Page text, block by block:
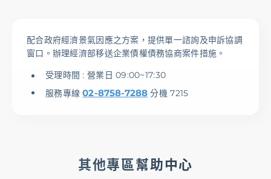
配合政府經濟景氣因應之方案，提供單一諮詢及申訴協調
窗口。辦理經濟部移送企業債權債務協商案件措施。
受理時間 : 營業日 09:00~17:30
服務專線02-8758-7288 分機 7215
其他專區幫助中心